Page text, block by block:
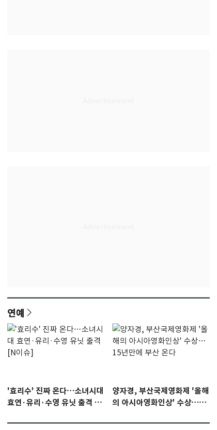
연예
'효리수' 진짜 온다…소녀시대
효연·유리·수영 유닛 출격 [N
양자경, 부산국제영화제 '올해
의 아시아영화인상' 수상…15